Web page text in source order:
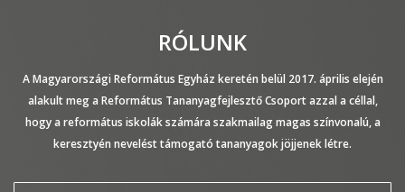
RÓLUNK
A Magyarországi Református Egyház keretén belül 2017. április elején
alakult meg a Református Tananyagfejlesztő Csoport azzal a céllal,
hogy a református iskolák számára szakmailag magas színvonalú, a
keresztyén nevelést támogató tananyagok jöjjenek létre.